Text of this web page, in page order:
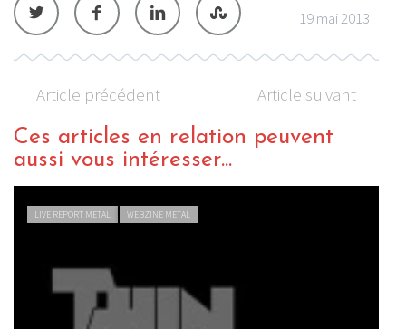
19 mai 2013
Article précédent Article suivant
Ces articles en relation peuvent
aussi vous intéresser...
LIVE REPORT METAL WEBZINE METAL